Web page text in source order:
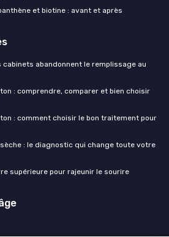
et biotine : avant et après
abandonnent le remplissage au
: comprendre, comparer et bien choisir
: comment choisir le bon traitement pour
: le diagnostic qui change toute votre
supérieure pour rajeunir le sourire